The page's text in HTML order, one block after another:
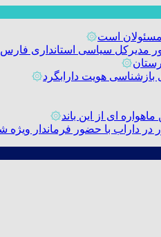
است۞
مدیرکل سیاسی استانداری فارس
۞
۞
ای از این باند۞